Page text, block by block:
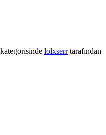
kategorisinde lolxserr tarafından